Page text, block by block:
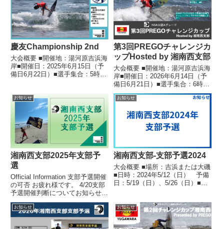
慶友Championship 2nd
大会概要 ■開催地：湯河原吉浜海
岸■開催日：2025年6月15日（予
備日6月22日）■選手集合：5時30
ントリー期間 2025年4月25日20
時〜5月23日20時まで 選手の皆...
第3回PREGOチャレンジカ
ップHosted by 湘南西支部
大会概要 ■開催地：湯河原吉浜海
岸■開催日：2026年6月14日（予
備日6月21日）■選手集合：6時集
合■湘南西支部員集合：5時30
分 ■LIVEスコア：採用あり■プ
エントリー期間：4月17日20時～
お知らせ
湘南西支部2025年支部予
選
Official Information 支部予選開催
の可否 お疲れ様です。 4/20支部
予選開催判断についてお知らせ致
します。コンディション不良のた
め5/4に延期いたします。宜しく
お願い致します。 湘南西支部運
営一同 大会概要 ■場所：吉...
お知らせ
湘南西支部-支部予選2024
大会概要 ■場所：吉浜または大磯
■日時：2024年5/12（日） 予備
日：5/19（日）、5/26（日）■エ
トリーについて エントリー方法
ライブヒート(JCBカードは...
お知らせ お知らせ